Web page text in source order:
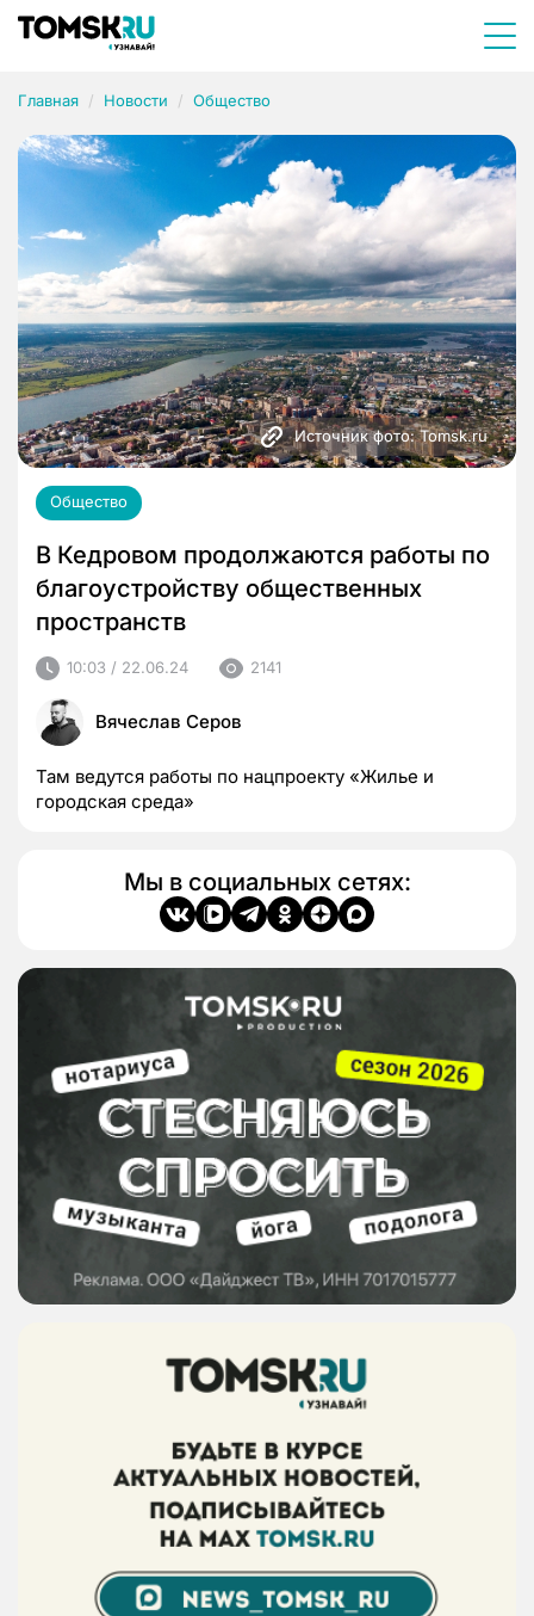
Главная Новости Общество
Источник фото: Tomsk.ru
Общество
В Кедровом продолжаются работы по
благоустройству общественных
пространств
10:03 / 22.06.24 2141
Вячеслав Серов
Там ведутся работы по нацпроекту «Жилье и
городская среда»
Мы в социальных сетях: